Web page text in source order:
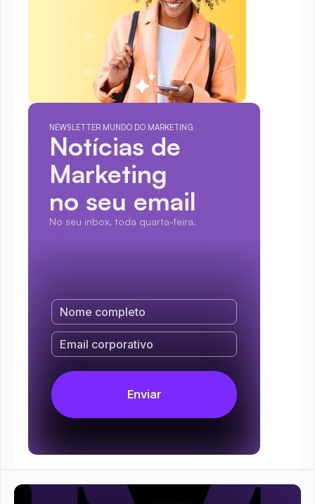
NEWSLETTER MUNDO DO MARKETING
Notícias de
Marketing
no seu email
No seu inbox, toda quarta-feira.